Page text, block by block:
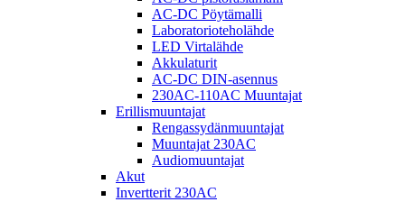
AC-DC Pöytämalli
Laboratorioteholähde
LED Virtalähde
Akkulaturit
AC-DC DIN-asennus
230AC-110AC Muuntajat
Erillismuuntajat
Rengassydänmuuntajat
Muuntajat 230AC
Audiomuuntajat
Akut
Invertterit 230AC